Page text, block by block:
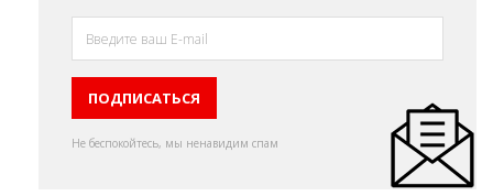
Не беспокойтесь, мы ненавидим спам